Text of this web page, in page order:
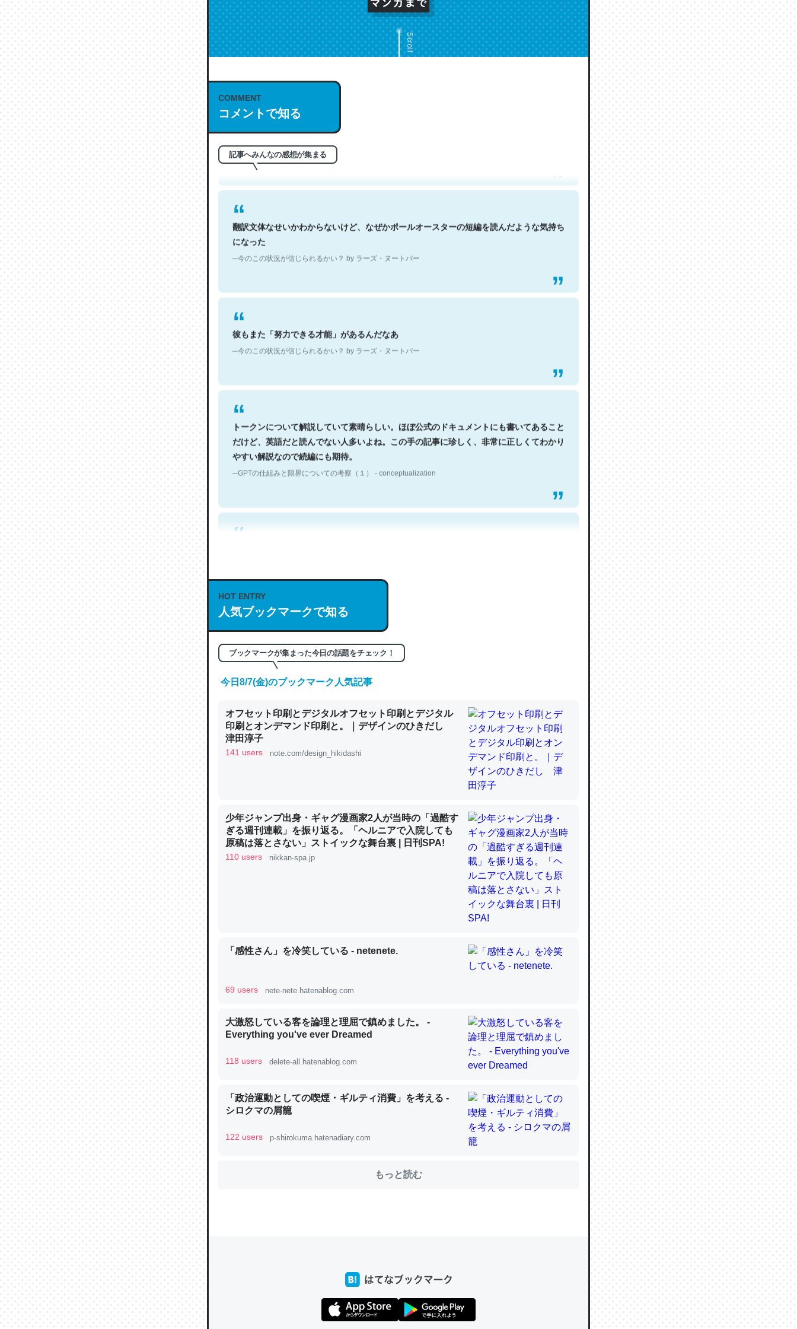
Scroll
COMMENT
コメントで知る
記事へみんなの感想が集まる
これは名文。彼はとてもクレバーなんだろうなと凄く思う。英語少しでも読める人は原文
翻訳文体なせいかわからないけど、なぜかポールオースターの短編を読んだような気持ち
になった
─今のこの状況が信じられるかい？ by ラーズ・ヌートバー
彼もまた「努力できる才能」があるんだなあ
─今のこの状況が信じられるかい？ by ラーズ・ヌートバー
トークンについて解説していて素晴らしい。ほぼ公式のドキュメントにも書いてあること
だけど、英語だと読んでない人多いよね。この手の記事に珍しく、非常に正しくてわかり
やすい解説なので続編にも期待。
─GPTの仕組みと限界についての考察（１） - conceptualization
これは良記事。32768トークンだと英語小説100ページ分くらい。小説でいう「ずっと前
の伏線」は回収されないけど、短期記憶というには多い分量。進化すればするほど分かり
昆虫ってカルシウム少ないのか。知らんかった。調べたらコオロギのカルシウム分はエビ
論文では「淡水はカルシウムも酸素も不足してて両方に不利だから両方が拮抗してるので
は」とあって面白い。海にいる鋏角類（カブトガニ・ウミグモ）はカルシウムを使わずキ
─ニュース :: 【研究発表】昆虫学の大問題＝「昆虫はなぜ海にいないのか」に関する新仮説
これを元に考えるとカルシウムを大量に使う脊椎動物と貝類は苦労してるんだな…。腹足
─ニュース :: 【研究発表】昆虫学の大問題＝「昆虫はなぜ海にいないのか」に関する新仮説
ウチもEchoを実家に置いて４年。でたまに覗いてる。ぼちぼちRingも置こうかと画策
中。あと、Googleマップで位置情報を共有してる。電池残量や充電中かが分かるのでこ
れ見て生きてるなって分かる。
─たまにLINEするくらいだった遠方の父67歳と僕。ITツール導入でコミュニケーションが劇的に変化し
HOT ENTRY
人気ブックマークで知る
ブックマークが集まった今日の話題をチェック！
今日8/7(金)のブックマーク人気記事
オフセット印刷とデジタルオフセット印刷とデジタル
印刷とオンデマンド印刷と。｜デザインのひきだし
津田淳子
141 users note.com/design_hikidashi
少年ジャンプ出身・ギャグ漫画家2人が当時の「過酷す
ぎる週刊連載」を振り返る。「ヘルニアで入院しても
原稿は落とさない」ストイックな舞台裏 | 日刊SPA!
110 users nikkan-spa.jp
「感性さん」を冷笑している - netenete.
69 users nete-nete.hatenablog.com
大激怒している客を論理と理屈で鎮めました。 -
Everything you've ever Dreamed
118 users delete-all.hatenablog.com
「政治運動としての喫煙・ギルティ消費」を考える -
シロクマの屑籠
122 users p-shirokuma.hatenadiary.com
もっと読む